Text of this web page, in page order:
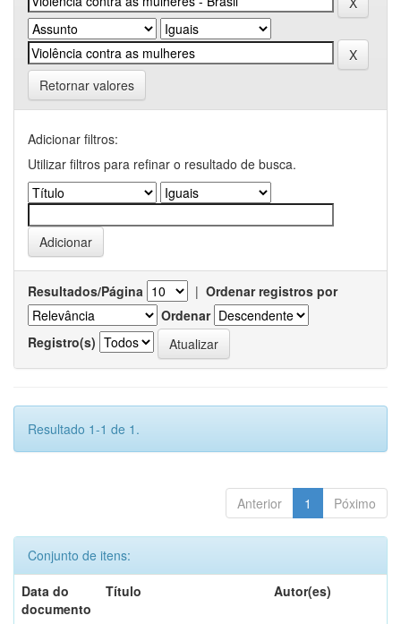
Retornar valores
Adicionar filtros:
Utilizar filtros para refinar o resultado de busca.
Resultados/Página | Ordenar registros por
Ordenar
Registro(s)
Resultado 1-1 de 1.
Anterior 1 Póximo
Conjunto de itens:
Data do
documento
Título Autor(es)